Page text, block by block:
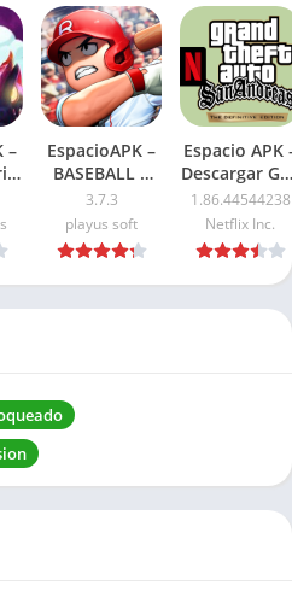
–
EspacioAPK –
BASEBALL 9
APK Mod
Dinero
Ilimitado 2026
3.7.3
playus soft
Espacio APK
Descargar
San Andreas
NETFLIX APK
2026: Ultima
versión
1.86.44544238
Netflix Inc.